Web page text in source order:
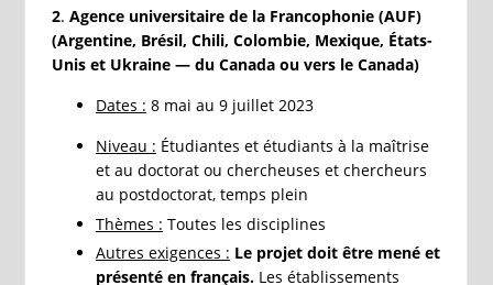
2. Agence universitaire de la Francophonie (AUF)
(Argentine, Brésil, Chili, Colombie, Mexique, États-
Unis et Ukraine — du Canada ou vers le Canada)
Dates : 8 mai au 9 juillet 2023
Niveau : Étudiantes et étudiants à la maîtrise
et au doctorat ou chercheuses et chercheurs
au postdoctorat, temps plein
Thèmes : Toutes les disciplines
Autres exigences : Le projet doit être mené et
présenté en français.Les établissements